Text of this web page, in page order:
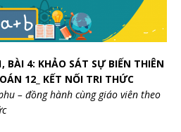
BÀI 4: KHẢO SÁT SỰ BIẾN THIÊN
12_ KẾT NỐI TRI THỨC
– đồng hành cùng giáo viên theo